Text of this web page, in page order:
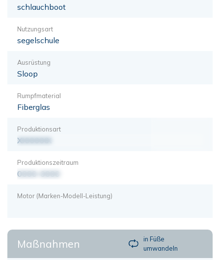
schlauchboot
Nutzungsart
segelschule
Ausrüstung
Sloop
Rumpfmaterial
Fiberglas
Produktionsart
XXXXXXX
Produktionszeitraum
0000-0000
Motor (Marken-Modell-Leistung)
Maßnahmen
in Füße
umwandeln